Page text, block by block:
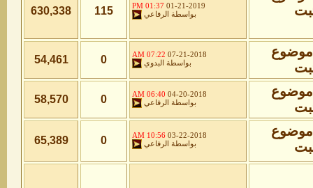
01-21-2019
01:37 PM
بواسطة
الرفاعي 115
630,338
07-21-2018
07:22 AM
بواسطة
البدوي 0
54,461
04-20-2018
06:40 AM
بواسطة
الرفاعي 0
58,570
03-22-2018
10:56 AM
بواسطة
الرفاعي 0
65,389